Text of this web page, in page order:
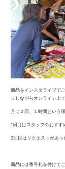
商品をインスタライブで
りしながらオンライン上
月に２回、１時間という
1回目はスタッフのおすす
2回目はリクエストがあっ
商品には番号札を付けて